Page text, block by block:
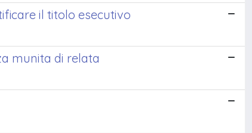
il titolo esecutivo
munita di relata